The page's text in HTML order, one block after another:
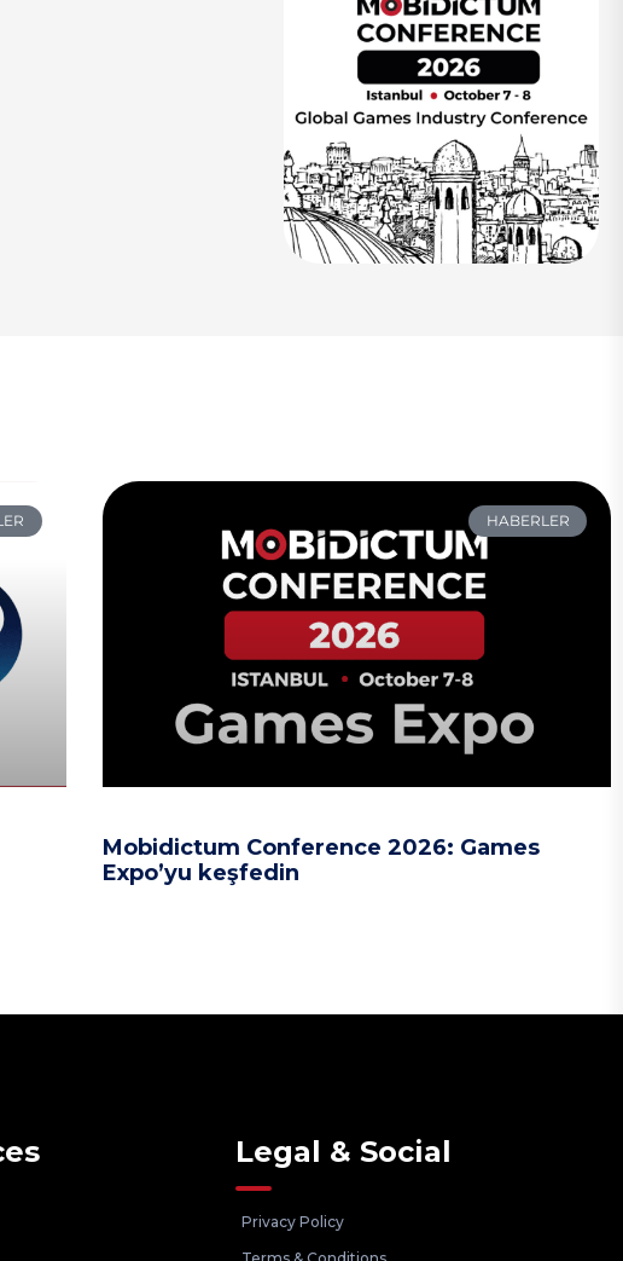
HABERLER
Mobidictum Conference 2026: Games
Expo’yu keşfedin
Legal & Social
Privacy Policy